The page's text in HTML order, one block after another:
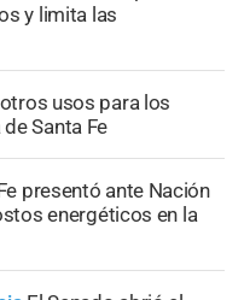
y limita las
usos para los
Santa Fe
presentó ante Nación
energéticos en la